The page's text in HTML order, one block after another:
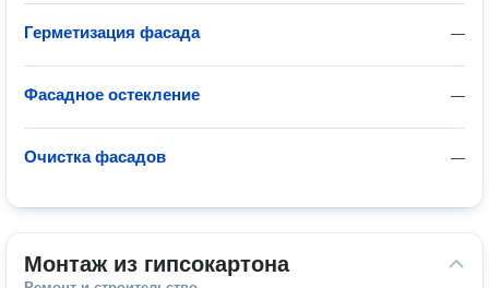
—
Герметизация фасада
—
Фасадное остекление
—
Очистка фасадов
Монтаж из гипсокартона